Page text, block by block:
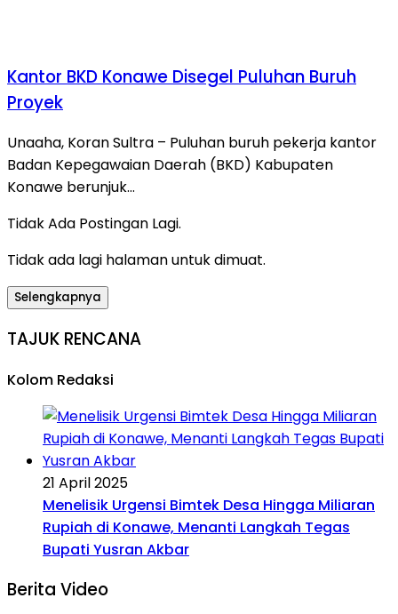
Kantor BKD Konawe Disegel Puluhan Buruh
Proyek
Unaaha, Koran Sultra – Puluhan buruh pekerja kantor
Badan Kepegawaian Daerah (BKD) Kabupaten
Konawe berunjuk…
Tidak Ada Postingan Lagi.
Tidak ada lagi halaman untuk dimuat.
Selengkapnya
TAJUK RENCANA
Kolom Redaksi
21 April 2025
Menelisik Urgensi Bimtek Desa Hingga Miliaran
Rupiah di Konawe, Menanti Langkah Tegas
Bupati Yusran Akbar
Berita Video